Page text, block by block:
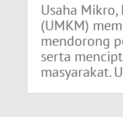
Usaha Mikro,
(UMKM)
mendorong
serta
masyarakat.